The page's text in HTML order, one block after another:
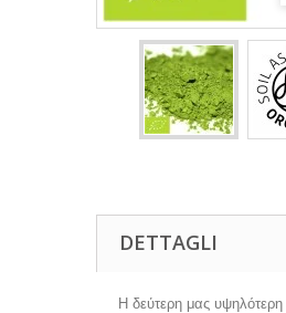
DETTAGLI
Η δεύτερη μας